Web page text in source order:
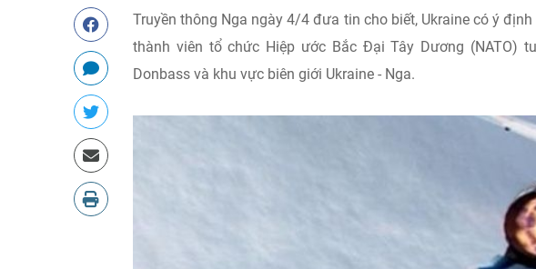
Truyền thông Nga ngày 4/4 đưa tin cho biết, Ukraine có ý
thành viên tổ chức Hiệp ước Bắc Đại Tây Dương (NATO)
Donbass và khu vực biên giới Ukraine - Nga.